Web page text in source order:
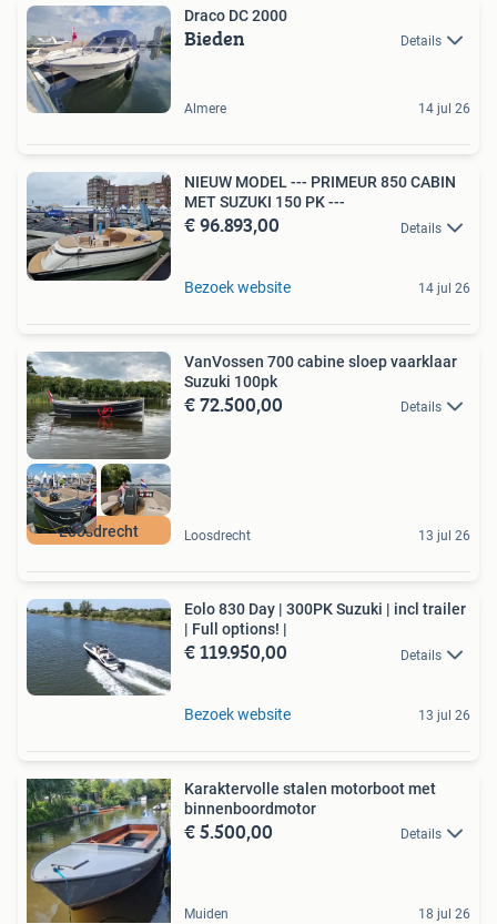
Draco DC 2000
Bieden Details
Almere 14 jul 26
NIEUW MODEL --- PRIMEUR 850 CABIN
MET SUZUKI 150 PK ---
€ 96.893,00 Details
Bezoek website 14 jul 26
Loosdrecht
VanVossen 700 cabine sloep vaarklaar
Suzuki 100pk
€ 72.500,00 Details
Loosdrecht 13 jul 26
Eolo 830 Day | 300PK Suzuki | incl trailer
| Full options! |
€ 119.950,00 Details
Bezoek website 13 jul 26
Karaktervolle stalen motorboot met
binnenboordmotor
€ 5.500,00 Details
Muiden 18 jul 26